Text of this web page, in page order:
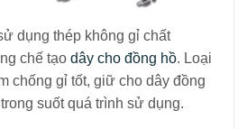
dụng thép không gỉ chất
chế tạo dây cho đồng hồ. Loại
chống gỉ tốt, giữ cho dây đồng
suốt quá trình sử dụng.